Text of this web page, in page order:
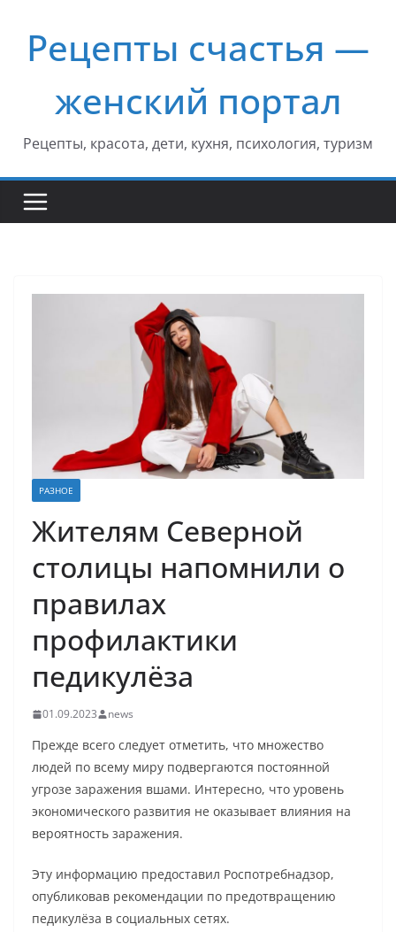
содержимому
Рецепты счастья —
женский портал
Рецепты, красота, дети, кухня, психология, туризм
РАЗНОЕ
Жителям Северной
столицы напомнили о
правилах
профилактики
педикулёза
01.09.2023 news
Прежде всего следует отметить, что множество
людей по всему миру подвергаются постоянной
угрозе заражения вшами. Интересно, что уровень
экономического развития не оказывает влияния на
вероятность заражения.
Эту информацию предоставил Роспотребнадзор,
опубликовав рекомендации по предотвращению
педикулёза в социальных сетях.